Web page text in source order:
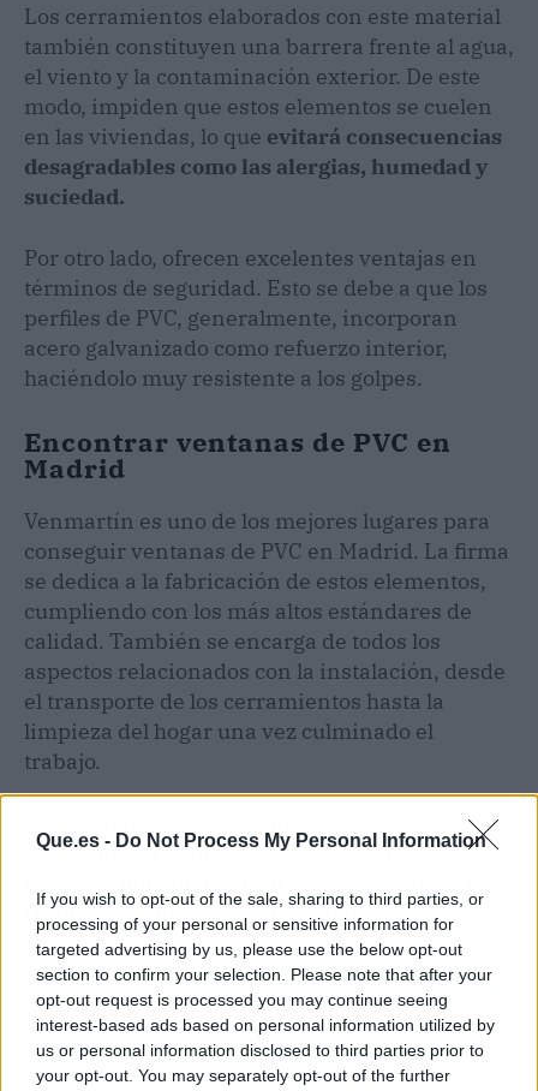
Que.es - Do Not Process My Personal Information
If you wish to opt-out of the sale, sharing to third parties, or
processing of your personal or sensitive information for
targeted advertising by us, please use the below opt-out
section to confirm your selection. Please note that after your
opt-out request is processed you may continue seeing
interest-based ads based on personal information utilized by
us or personal information disclosed to third parties prior to
your opt-out. You may separately opt-out of the further
Los cerramientos elaborados con este material
también constituyen una barrera frente al agua,
el viento y la contaminación exterior. De este
modo, impiden que estos elementos se cuelen
en las viviendas, lo que evitará consecuencias
desagradables como las alergias, humedad y
suciedad.
Por otro lado, ofrecen excelentes ventajas en
términos de seguridad. Esto se debe a que los
perfiles de PVC, generalmente, incorporan
acero galvanizado como refuerzo interior,
haciéndolo muy resistente a los golpes.
Encontrar ventanas de PVC en
Madrid
Venmartín es uno de los mejores lugares para
conseguir ventanas de PVC en Madrid. La firma
se dedica a la fabricación de estos elementos,
cumpliendo con los más altos estándares de
calidad. También se encarga de todos los
aspectos relacionados con la instalación, desde
el transporte de los cerramientos hasta la
limpieza del hogar una vez culminado el
trabajo.
tienen a disposición una gran
variedad de ventanas para que el cliente
términos de diseño y color. Además, si hay algo
que caracteriza a esta compañía son sus precios
asequibles por productos de excelente calidad.
Por medio de su sitio web es posible solicitar un
presupuesto, sin ningún compromiso.